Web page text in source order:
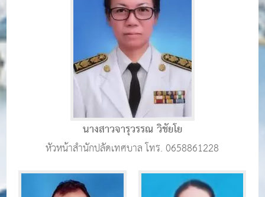
นางสาวจารุวรรณ วิชัยโย
หัวหน้าสำนักปลัดเทศบาล โทร. 0658861228